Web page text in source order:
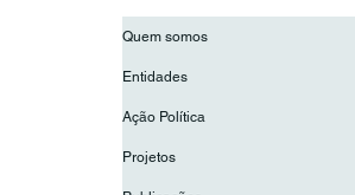
Quem somos
Entidades
Ação Política
Projetos